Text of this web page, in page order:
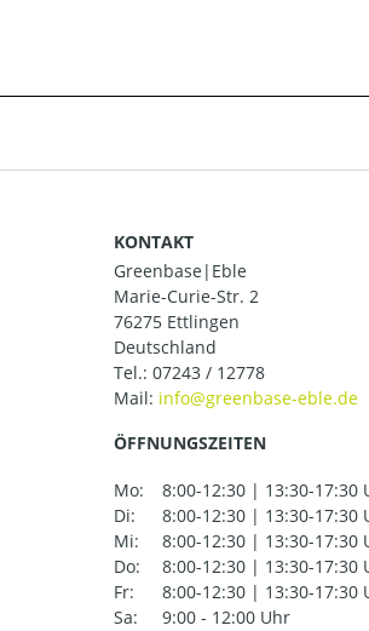
KONTAKT
Greenbase|Eble
Marie-Curie-Str. 2
76275 Ettlingen
Deutschland
Tel.: 07243 / 12778
Mail:
ÖFFNUNGSZEITEN
Mo:
8:00-12:30 | 13:30-17:30
Di:
8:00-12:30 | 13:30-17:30
Mi:
8:00-12:30 | 13:30-17:30
Do:
8:00-12:30 | 13:30-17:30
Fr:
8:00-12:30 | 13:30-17:30
Sa:
9:00 - 12:00 Uhr